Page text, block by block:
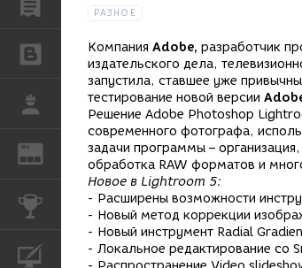
БЛОГИ
РАБОТА
REN ЖУРНАЛ
КОНКУРСЫ
КУРСЫ
РАЗНОЕ
Компания Adobe, разработчик
издательского дела,
запустила, ставшее уже
тестирование новой версии
Решение Adobe Photoshop
современного фотографа,
задачи программы –
обработка RAW форматов и
Новое в Lightroom 5:
- Расширены возможности
- Новый метод коррекции
- Новый инструмент Radial
- Локальное редактирование со